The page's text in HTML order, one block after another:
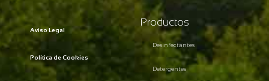
Aviso Legal
Política de Cookies
Productos
Desinfectantes
Detergentes